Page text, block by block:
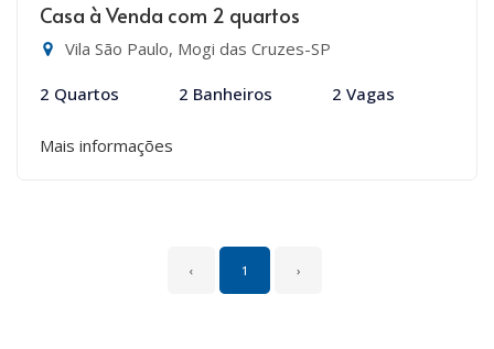
Casa à Venda com 2 quartos
Vila São Paulo, Mogi das Cruzes-SP
2 Quartos 2 Banheiros 2 Vagas
Mais informações
‹ 1 ›